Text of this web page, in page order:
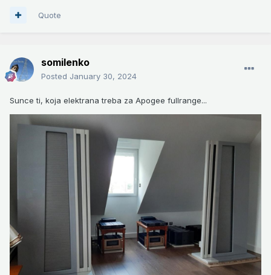
Quote
somilenko
Posted January 30, 2024
Sunce ti, koja elektrana treba za Apogee fullrange...